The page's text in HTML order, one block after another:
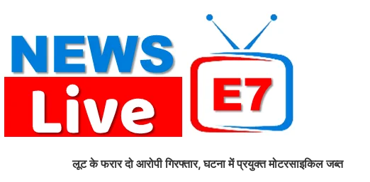
content
लूट के फरार दो आरोपी गिरफ्तार, घटना में प्रयुक्त मोटरसाइकिल जब्त